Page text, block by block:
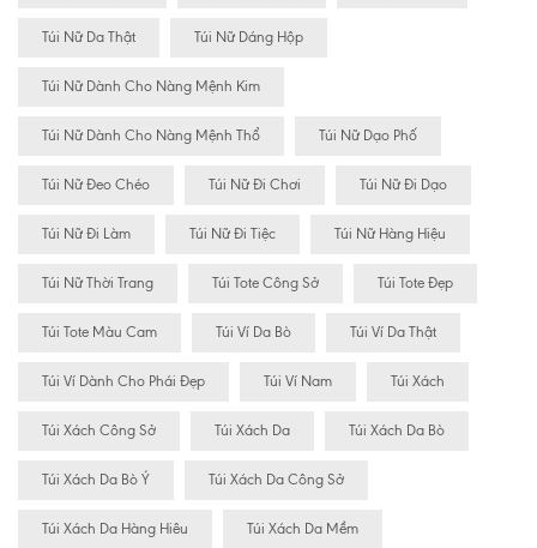
Túi Nữ Da Thật Túi Nữ Dáng Hộp
Túi Nữ Dành Cho Nàng Mệnh Kim
Túi Nữ Dành Cho Nàng Mệnh Thổ Túi Nữ Dạo Phố
Túi Nữ Đeo Chéo Túi Nữ Đi Chơi Túi Nữ Đi Dạo
Túi Nữ Đi Làm Túi Nữ Đi Tiệc Túi Nữ Hàng Hiệu
Túi Nữ Thời Trang Túi Tote Công Sở Túi Tote Đẹp
Túi Tote Màu Cam Túi Ví Da Bò Túi Ví Da Thật
Túi Ví Dành Cho Phái Đẹp Túi Ví Nam Túi Xách
Túi Xách Công Sở Túi Xách Da Túi Xách Da Bò
Túi Xách Da Bò Ý Túi Xách Da Công Sở
Túi Xách Da Hàng Hiêu Túi Xách Da Mềm